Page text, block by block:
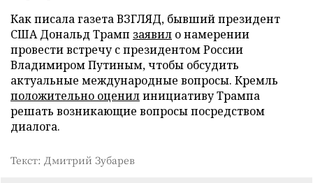
Как писала газета ВЗГЛЯД, бывший президент
США Дональд Трамп заявил о намерении
провести встречу с президентом России
Владимиром Путиным, чтобы обсудить
актуальные международные вопросы. Кремль
положительно оценилинициативу Трампа
решать возникающие вопросы посредством
диалога.
Текст: Дмитрий Зубарев